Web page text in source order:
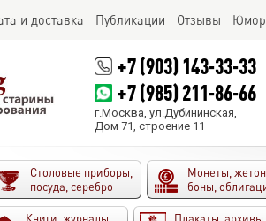
и доставка Публикации Отзывы Юмор
+7 (903) 143-33-33
+7 (985) 211-86-66
г.Москва, ул.Дубининская,
Дом 71, строение 11
Столовые приборы,
посуда, серебро
Монеты,
боны,